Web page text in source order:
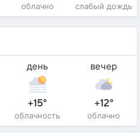
облачно слабый дождь
день
+15°
облачность
вечер
+12°
облачно